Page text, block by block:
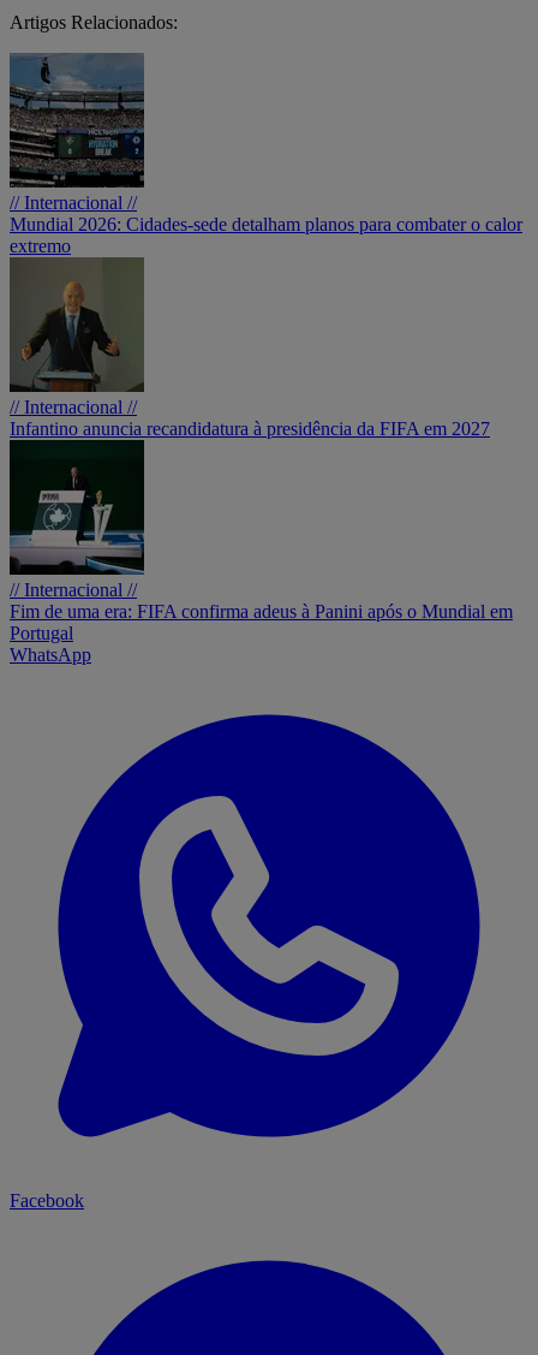
Artigos Relacionados:
// Internacional //
Mundial 2026: Cidades-sede detalham planos para combater o calor
extremo
// Internacional //
Infantino anuncia recandidatura à presidência da FIFA em 2027
// Internacional //
Fim de uma era: FIFA confirma adeus à Panini após o Mundial em
Portugal
WhatsApp
Facebook